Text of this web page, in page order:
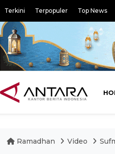
Terkini Terpopuler Top News
Ramadhan Video